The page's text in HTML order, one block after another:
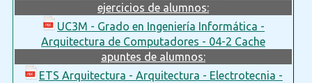
ejercicios de alumnos:
UC3M - Grado en Ingeniería Informática -
Arquitectura de Computadores - 04-2 Cache
apuntes de alumnos:
ETS Arquitectura - Arquitectura - Electrotecnia -